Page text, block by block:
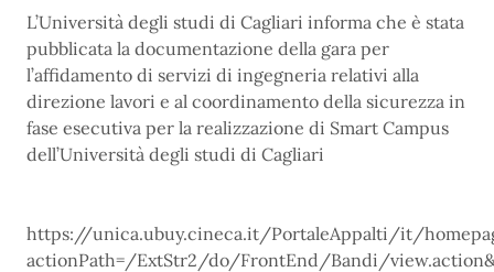
L’Università degli studi di Cagliari informa che è stata
pubblicata la documentazione della gara per
l’affidamento di servizi di ingegneria relativi alla
direzione lavori e al coordinamento della sicurezza in
fase esecutiva per la realizzazione di Smart Campus
dell’Università degli studi di Cagliari
https://unica.ubuy.cineca.it/PortaleAppalti/it/
actionPath=/ExtStr2/do/FrontEnd/Bandi/